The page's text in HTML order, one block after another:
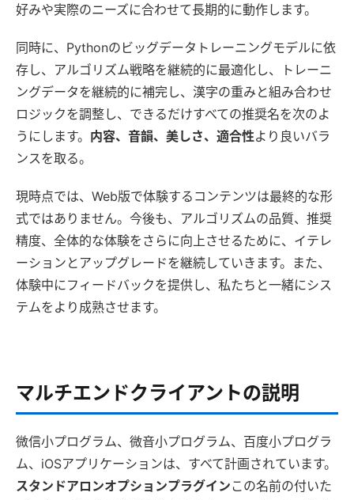
好みや実際のニーズに合わせて長期的に動作します。
同時に、Pythonのビッグデータトレーニングモデルに依
存し、アルゴリズム戦略を継続的に最適化し、トレーニ
ングデータを継続的に補完し、漢字の重みと組み合わせ
ロジックを調整し、できるだけすべての推奨名を次のよ
うにします。 内容、音韻、美しさ、適合性より良いバラ
ンスを取る。
現時点では、Web版で体験するコンテンツは最終的な形
式ではありません。今後も、アルゴリズムの品質、推奨
精度、全体的な体験をさらに向上させるために、イテレ
ーションとアップグレードを継続していきます。また、
体験中にフィードバックを提供し、私たちと一緒にシス
テムをより成熟させます。
マルチエンドクライアントの説明
微信小プログラム、微音小プログラム、百度小プログラ
ム、iOSアプリケーションは、すべて計画されています。
スタンドアロンオプションプラグインこの名前の付いた